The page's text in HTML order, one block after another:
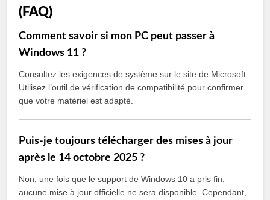
(FAQ)
Comment savoir si mon PC peut passer à
Windows 11 ?
Consultez les exigences de système sur le site de Microsoft.
Utilisez l’outil de vérification de compatibilité pour confirmer
que votre matériel est adapté.
Puis-je toujours télécharger des mises à jour
après le 14 octobre 2025 ?
Non, une fois que le support de Windows 10 a pris fin,
aucune mise à jour officielle ne sera disponible. Cependant,